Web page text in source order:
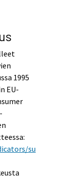
1995
EU-
su